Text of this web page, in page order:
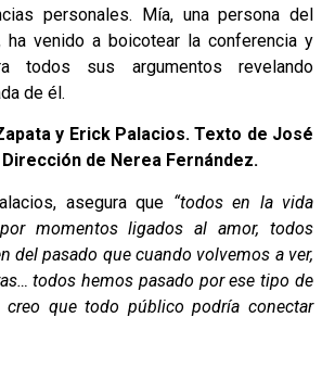
personales. Mía, una persona del
ha venido a boicotear la conferencia y
todos sus argumentos revelando
de él.
y Erick Palacios. Texto de José
de Nerea Fernández.
asegura que “todos en la vida
momentos ligados al amor, todos
del pasado que cuando volvemos a ver,
todos hemos pasado por ese tipo de
creo que todo público podría conectar